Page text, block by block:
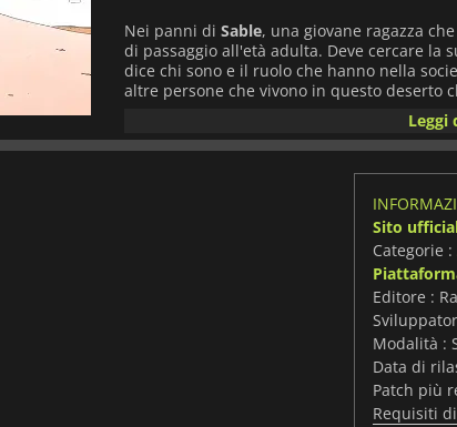
Nei panni di Sable, una giovane ragazza
di passaggio all'età adulta. Deve cercare la
dice chi sono e il ruolo che hanno nella
altre persone che vivono in questo deserto
decisioni. Non ci sono battaglie nel gioco
aiuteranno a capire meglio il mondo. Il
che si voleva e si rimandaSablea casa.
Leggi
Sito
Categorie :
Editore :
Modalità :
Data di
Patch più
Requisiti